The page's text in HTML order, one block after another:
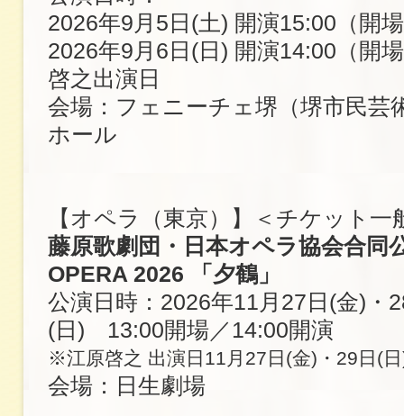
2026年9月5日(土) 開演15:00（開
2026年9月6日(日) 開演14:00（
啓之出演日
会場：フェニーチェ堺（堺市民芸
ホール
【オペラ（東京）】＜チケット一
藤原歌劇団・日本オペラ協会合同
OPERA 2026 「夕鶴」
公演日時：2026年11月27日(金)・
(日) 13:00開場／14:00開演
※江原啓之 出演日11月27日(金)・29日(
会場：日生劇場